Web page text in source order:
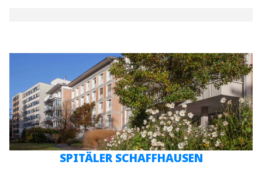
SPITÄLER SCHAFFHAUSEN